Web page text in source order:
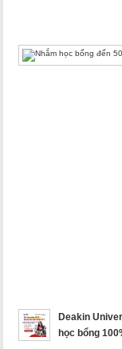
Deakin
học bổng